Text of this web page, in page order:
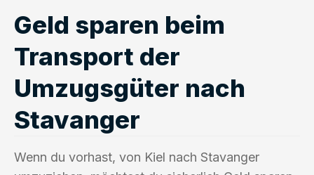
Geld sparen beim
Transport der
Umzugsgüter nach
Stavanger
Wenn du vorhast, von Kiel nach Stavanger